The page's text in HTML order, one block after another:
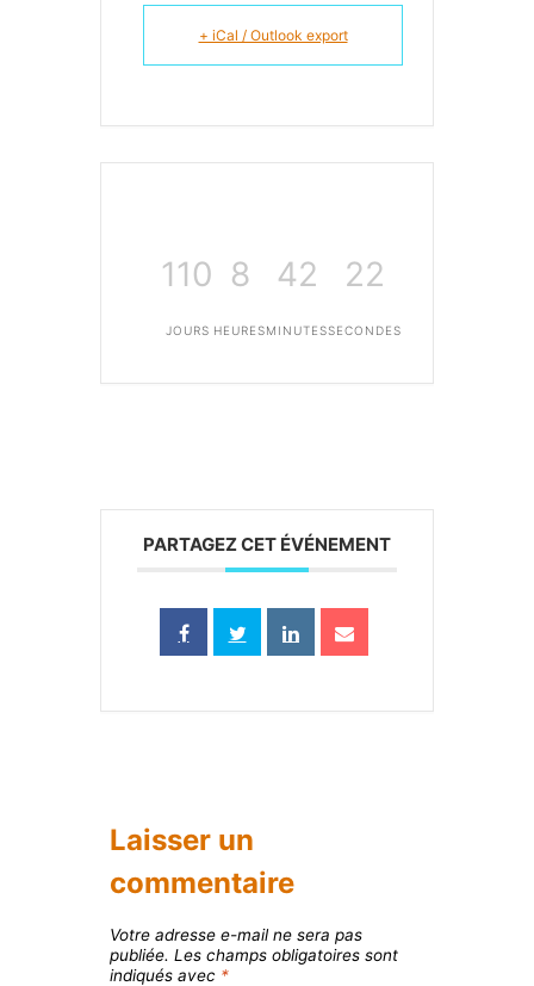
+ iCal / Outlook export
110
JOURS
8
HEURES
42
MINUTES
21
SECONDES
PARTAGEZ CET ÉVÉNEMENT
Laisser un
commentaire
Votre adresse e-mail ne sera pas
publiée. Les champs obligatoires sont
indiqués avec *